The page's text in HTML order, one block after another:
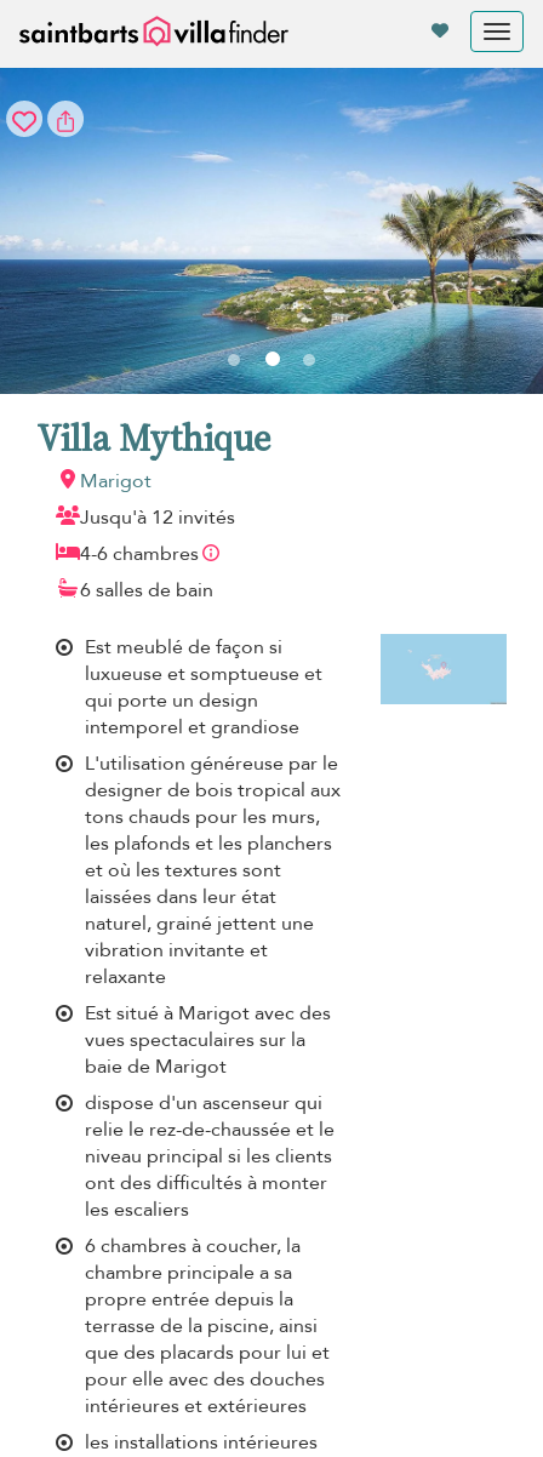
Villa Mythique
Marigot
Jusqu'à 12 invités
4-6 chambres
6 salles de bain
Est meublé de façon si
luxueuse et somptueuse et
qui porte un design
intemporel et grandiose
L'utilisation généreuse par le
designer de bois tropical aux
tons chauds pour les murs,
les plafonds et les planchers
et où les textures sont
laissées dans leur état
naturel, grainé jettent une
vibration invitante et
relaxante
Est situé à Marigot avec des
vues spectaculaires sur la
baie de Marigot
dispose d'un ascenseur qui
relie le rez-de-chaussée et le
niveau principal si les clients
ont des difficultés à monter
les escaliers
6 chambres à coucher, la
chambre principale a sa
propre entrée depuis la
terrasse de la piscine, ainsi
que des placards pour lui et
pour elle avec des douches
intérieures et extérieures
les installations intérieures
Vos paramètres de cookies